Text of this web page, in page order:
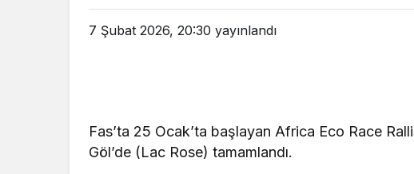
7 Şubat 2026, 20:30 yayınlandı
Fas’ta 25 Ocak’ta başlayan Africa Eco Race
Göl’de (Lac Rose) tamamlandı.
3 ay önce
Bakanı, Kahraman Polisleri
3 ay önce
Yunanistan’da Zeybek